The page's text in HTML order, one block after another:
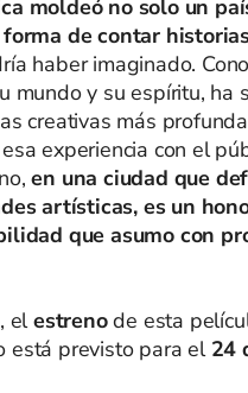
moldeó no solo un
de contar
haber imaginado.
mundo y su espíritu, ha
creativas más
experiencia con el
en una ciudad que
artísticas, es un
que asumo con
elestrenode esta
está previsto para el 24